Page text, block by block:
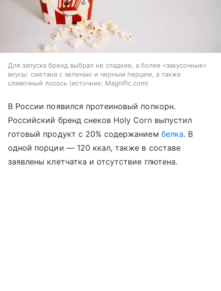
Для запуска бренд выбрал не сладкие, а более «закусочные»
вкусы: сметана с зеленью и черным перцем, а также
сливочный лосось
источник: Magnific.com
В России появился протеиновый попкорн.
Российский бренд снеков Holy Corn выпустил
готовый продукт с 20% содержанием белка. В
одной порции — 120 ккал, также в составе
заявлены клетчатка и отсутствие глютена.